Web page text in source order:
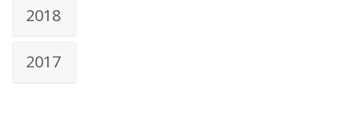
2018
2017